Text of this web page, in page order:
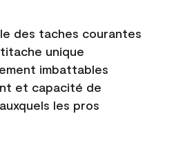
des taches courantes
unique
imbattables
et capacité de
les pros